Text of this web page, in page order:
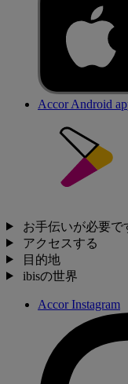
Accor Android
お手伝いが必要で
アクセスする
目的地
ibisの世界
Accor Instagram